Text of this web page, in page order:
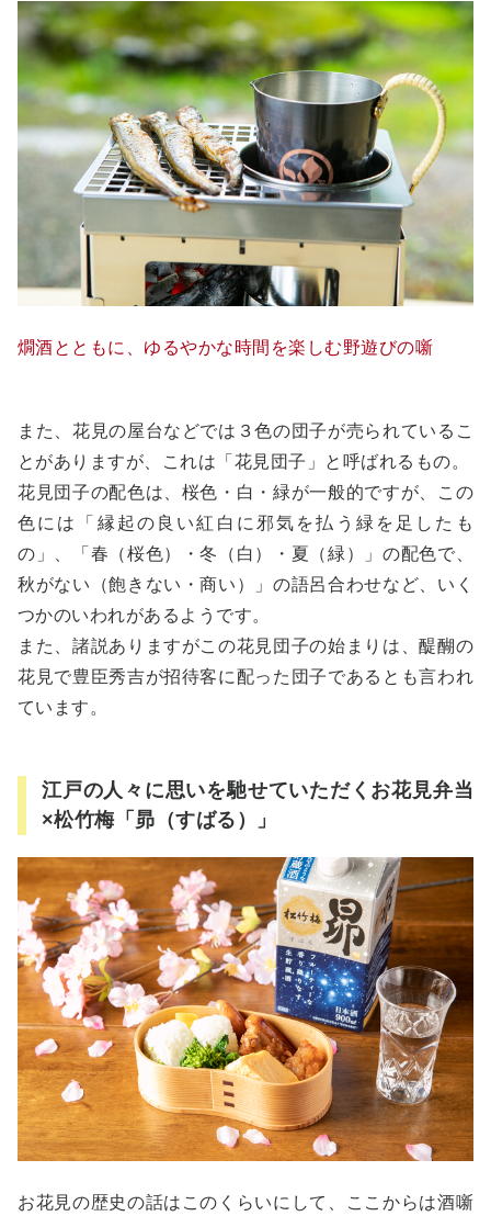
燗酒とともに、ゆるやかな時間を楽しむ野遊びの噺
また、花見の屋台などでは３色の団子が売られているこ
とがありますが、これは「花見団子」と呼ばれるもの。
花見団子の配色は、桜色・白・緑が一般的ですが、この
色には「縁起の良い紅白に邪気を払う緑を足したも
の」、「春（桜色）・冬（白）・夏（緑）」の配色で、
秋がない（飽きない・商い）」の語呂合わせなど、いく
つかのいわれがあるようです。
また、諸説ありますがこの花見団子の始まりは、醍醐の
花見で豊臣秀吉が招待客に配った団子であるとも言われ
ています。
江戸の人々に思いを馳せていただくお花見弁当
×松竹梅「昴（すばる）」
お花見の歴史の話はこのくらいにして、ここからは酒噺